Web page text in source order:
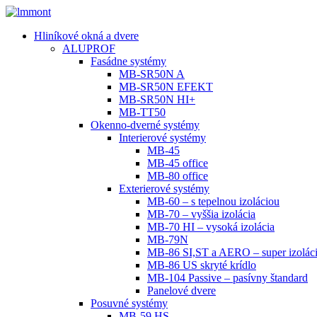
Hliníkové okná a dvere
ALUPROF
Fasádne systémy
MB-SR50N A
MB-SR50N EFEKT
MB-SR50N HI+
MB-TT50
Okenno-dverné systémy
Interierové systémy
MB-45
MB-45 office
MB-80 office
Exterierové systémy
MB-60 – s tepelnou izoláciou
MB-70 – vyššia izolácia
MB-70 HI – vysoká izolácia
MB-79N
MB-86 SI,ST a AERO – super
MB-86 US skryté krídlo
MB-104 Passive – pasívny štandard
Panelové dvere
Posuvné systémy